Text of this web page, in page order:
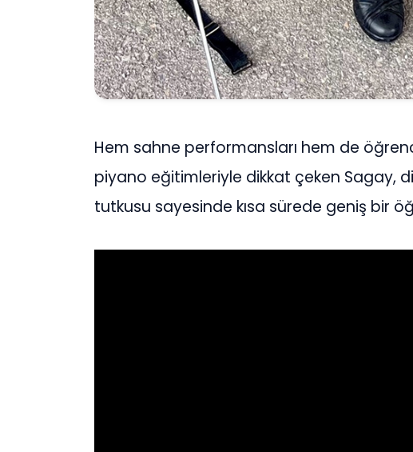
Hem sahne performansları hem de
piyano eğitimleriyle dikkat çeken Sagay,
tutkusu sayesinde kısa sürede geniş bir